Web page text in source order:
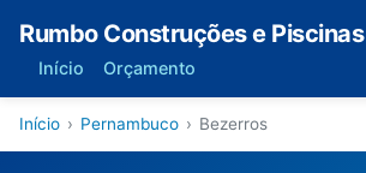
Rumbo Construções e Piscinas
Início Orçamento
Início › Pernambuco › Bezerros